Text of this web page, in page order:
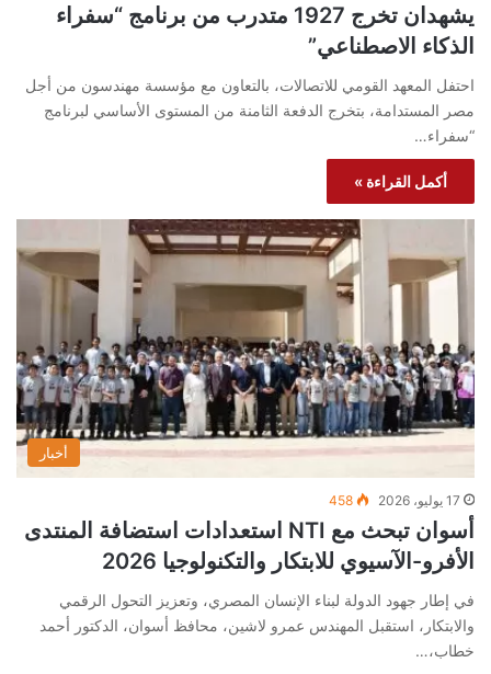
يشهدان تخرج 1927 متدرب من برنامج “سفراء
الذكاء الاصطناعي”
احتفل المعهد القومي للاتصالات، بالتعاون مع مؤسسة مهندسون من أجل
مصر المستدامة، بتخرج الدفعة الثامنة من المستوى الأساسي لبرنامج
“سفراء…
أكمل القراءة »
أخبار
17 يوليو، 2026 458
أسوان تبحث مع NTI استعدادات استضافة المنتدى
الأفرو-الآسيوي للابتكار والتكنولوجيا 2026
في إطار جهود الدولة لبناء الإنسان المصري، وتعزيز التحول الرقمي
والابتكار، استقبل المهندس عمرو لاشين، محافظ أسوان، الدكتور أحمد
خطاب،…